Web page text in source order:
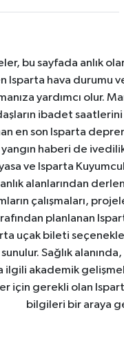
bu sayfada anlık
Isparta hava durumu
yardımcı olur.
ibadet
en son Isparta
haberi de
ve Isparta
alanlarından
çalışmaları,
planlanan
uçak bileti
Sağlık
akademik
için gerekli olan
bilgileri bir araya